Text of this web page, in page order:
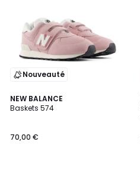
Nouveauté
NEW BALANCE
Baskets 574
70,00 €